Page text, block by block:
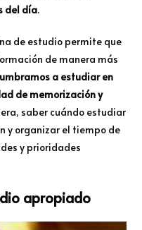
del día.
de estudio permite que
de manera más
a estudiar en
de memorización y
saber cuándo estudiar
y organizar el tiempo de
y prioridades
apropiado